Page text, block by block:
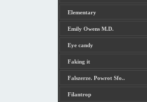
Elementary
Emily Owens M.D.
Eye candy
Faking it
Falszerze. Powrot Sfo..
Filantrop